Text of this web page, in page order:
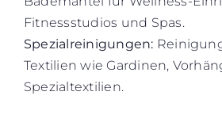
Fitnessstudios und Spas.
Spezialreinigungen:
Textilien wie Gardinen,
Spezialtextilien.